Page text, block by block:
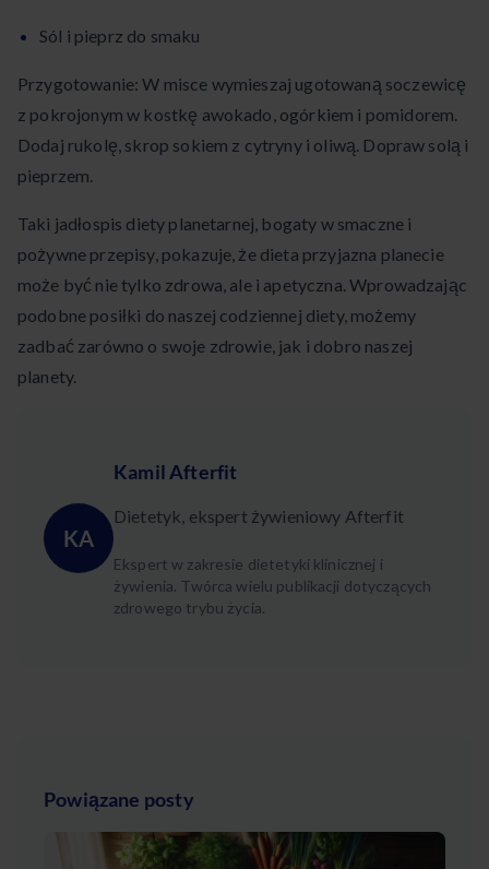
Sól i pieprz do smaku
Przygotowanie: W misce wymieszaj ugotowaną soczewicę
z pokrojonym w kostkę awokado, ogórkiem i pomidorem.
Dodaj rukolę, skrop sokiem z cytryny i oliwą. Dopraw solą i
pieprzem.
Taki jadłospis diety planetarnej, bogaty w smaczne i
pożywne przepisy, pokazuje, że dieta przyjazna planecie
może być nie tylko zdrowa, ale i apetyczna. Wprowadzając
podobne posiłki do naszej codziennej diety, możemy
zadbać zarówno o swoje zdrowie, jak i dobro naszej
planety.
KA
Kamil Afterfit
Dietetyk, ekspert żywieniowy Afterfit
Ekspert w zakresie dietetyki klinicznej i
żywienia. Twórca wielu publikacji dotyczących
zdrowego trybu życia.
Powiązane posty